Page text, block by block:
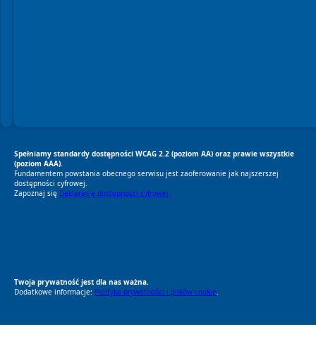
Spełniamy standardy dostępności WCAG 2.2 (poziom AA) oraz prawie wszystkie
(poziom AAA).
Fundamentem powstania obecnego serwisu jest zaoferowanie jak najszerszej
dostępności cyfrowej.
Zapoznaj się Deklaracją dostępności cyfrowej.
Twoja prywatność jest dla nas ważna.
Dodatkowe informacje: Polityka prywatności i plików cookie.